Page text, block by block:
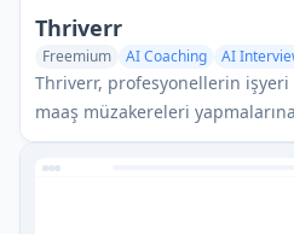
Thriverr
Freemium AI Coaching AI
Thriverr, profesyonellerin işyeri
maaş müzakereleri
rehberlik ve araçlar
ilerletmelerine yardımcı olan